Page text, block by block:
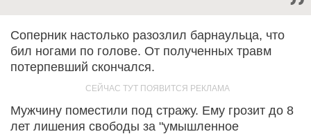
Соперник настолько разозлил барнаульца, что
бил ногами по голове. От полученных травм
потерпевший скончался.
Мужчину поместили под стражу. Ему грозит до 8
лет лишения свободы за "умышленное